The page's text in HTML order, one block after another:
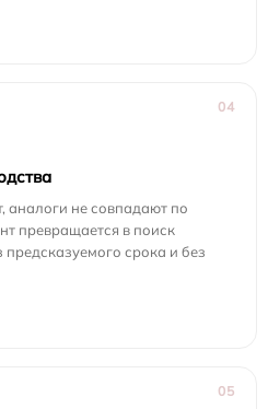
04
аналоги не совпадают по
превращается в поиск
срока и без
05